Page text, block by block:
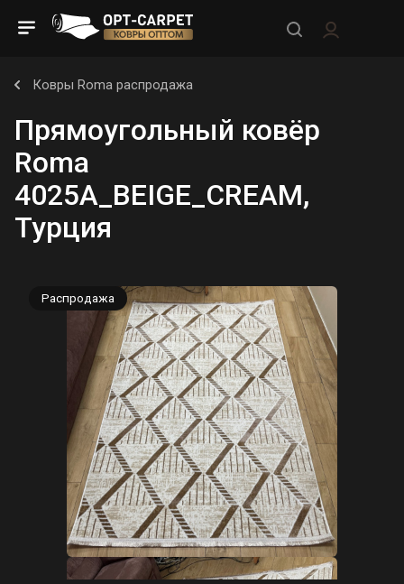
Ковры Roma распродажа
Прямоугольный ковёр
Roma
4025A_BEIGE_CREAM,
Турция
Распродажа